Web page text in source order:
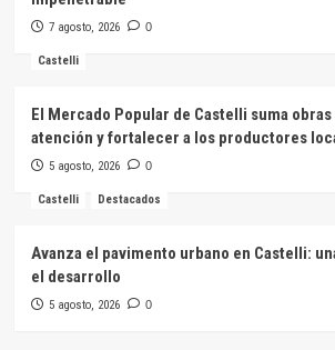
7 agosto, 2026 0
Castelli
El Mercado Popular de Castelli suma
atención y fortalecer a los productores
5 agosto, 2026 0
Castelli Destacados
Avanza el pavimento urbano en Castelli:
el desarrollo
5 agosto, 2026 0